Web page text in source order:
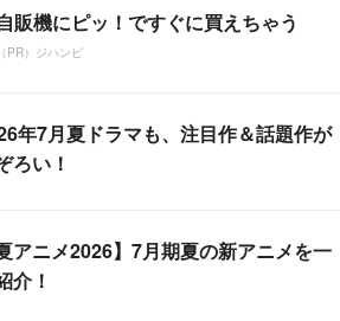
販機にピッ！ですぐに買えちゃう
（PR）ジハンピ
年7月夏ドラマも、注目作＆話題作が
ろい！
夏アニメ2026】7月期夏の新アニメを一
介！